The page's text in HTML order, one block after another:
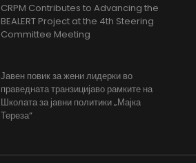
CRPM Contributes to Advancing the
BEALERT Project at the 4th Steering
Committee Meeting
Јавен повик за жени лидерки во
праведната транзицијаво рамките на
Школата за јавни политики „Мајка
Тереза“